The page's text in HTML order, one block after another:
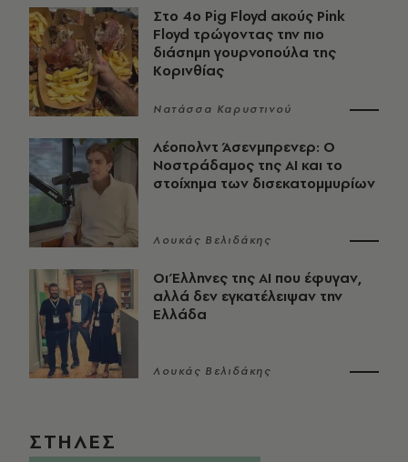
Στο 4ο Pig Floyd ακούς Pink
Floyd τρώγοντας την πιο
διάσημη γουρνοπούλα της
Κορινθίας
Νατάσσα Καρυστινού
Λέοπολντ Άσενμπρενερ: Ο
Νοστράδαμος της AI και το
στοίχημα των δισεκατομμυρίων
Λουκάς Βελιδάκης
Οι Έλληνες της ΑΙ που έφυγαν,
αλλά δεν εγκατέλειψαν την
Ελλάδα
Λουκάς Βελιδάκης
ΣΤΗΛΕΣ